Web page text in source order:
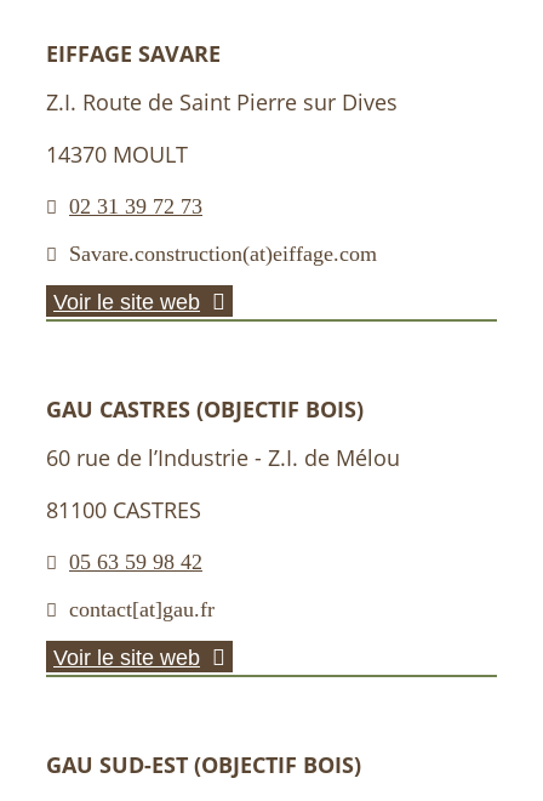
EIFFAGE SAVARE
Z.I. Route de Saint Pierre sur Dives
14370 MOULT
02 31 39 72 73
Savare.construction(at)eiffage.com
Voir le site web
GAU CASTRES (OBJECTIF BOIS)
60 rue de l’Industrie - Z.I. de Mélou
81100 CASTRES
05 63 59 98 42
contact[at]gau.fr
Voir le site web
GAU SUD-EST (OBJECTIF BOIS)